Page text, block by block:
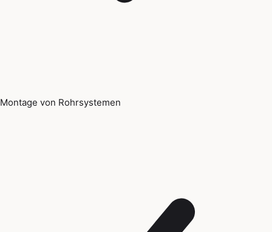
Montage von Rohrsystemen